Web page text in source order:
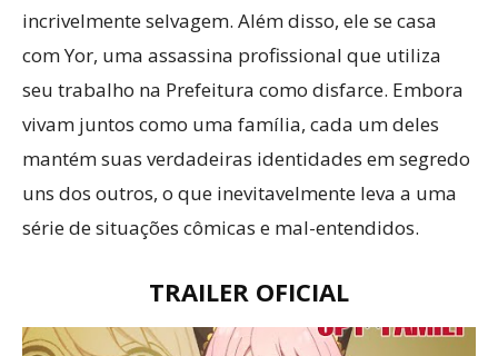
incrivelmente selvagem. Além disso, ele se casa
com Yor, uma assassina profissional que utiliza
seu trabalho na Prefeitura como disfarce. Embora
vivam juntos como uma família, cada um deles
mantém suas verdadeiras identidades em segredo
uns dos outros, o que inevitavelmente leva a uma
série de situações cômicas e mal-entendidos.
TRAILER OFICIAL